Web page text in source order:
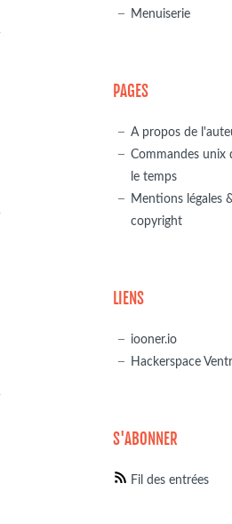
Menuiserie
PAGES
A propos de
Commandes unix
le temps
Mentions légales
copyright
LIENS
iooner.io
Hackerspace
S'ABONNER
Fil des entrées